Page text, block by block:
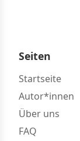
Seiten
Startseite
Autor*innen
Über uns
FAQ